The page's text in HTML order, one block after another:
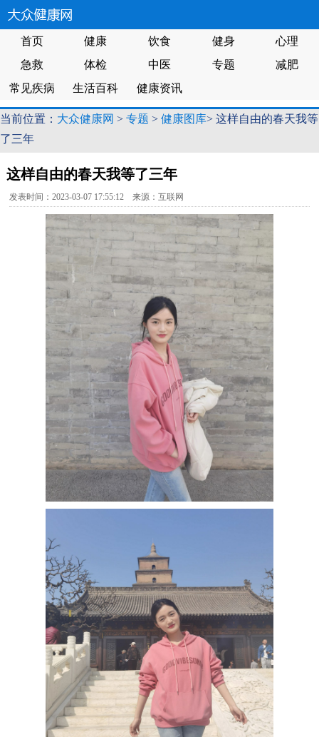
首页 健康 饮食 健身
心理
急救
体检 中医 专题
减肥
常见疾病
生活百科 健康资讯
当前位置： 大众健康网 > 专题 > 健康图库> 这样自由的春天我等
了三年
这样自由的春天我等了三年
发表时间：2023-03-07 17:55:12 来源：互联网